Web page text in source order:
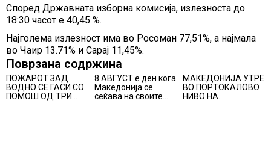
Според Државната изборна комисија, излезноста до
18:30 часот е 40,45 %.
Најголема излезност има во Росоман 77,51%, а најмала
во Чаир 13.71% и Сарај 11,45%.
Поврзана содржина
ПОЖАРОТ ЗАД
ВОДНО СЕ ГАСИ СО
ПОМОШ ОД ТРИ
8 АВГУСТ е ден кога
Македонија се
сеќава на своите
МАКЕДОНИЈА УТРЕ
ВО ПОРТОКАЛОВО
НИВО НА